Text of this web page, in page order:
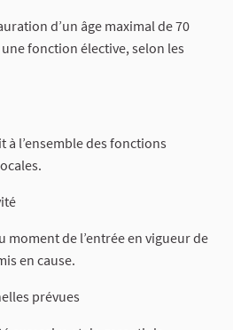
d’un âge maximal de 70
fonction élective, selon les
à l’ensemble des fonctions
moment de l’entrée en vigueur de
en cause.
prévues